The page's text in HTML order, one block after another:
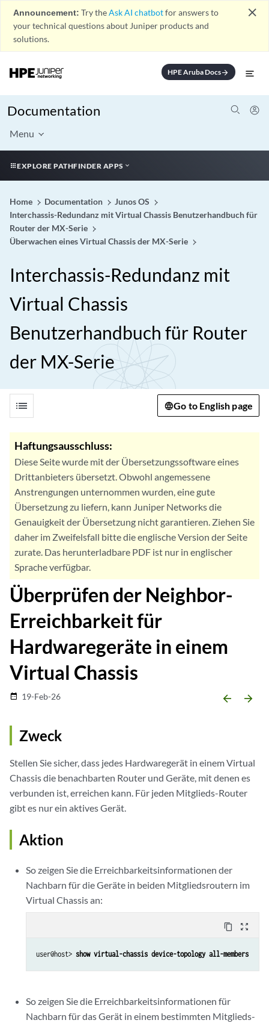
Announcement: Try theAsk AI chatbotfor answers to
your technical questions about Juniper products and
solutions.
close
HPE Aruba Docsarrow_forward
Documentation
Menu
EXPLORE PATHFINDER APPS
Home Documentation
Junos OS
Interchassis-Redundanz mit Virtual Chassis Benutzerhandbuch für
Router der MX-Serie
Überwachen eines Virtual Chassis der MX-Serie
Interchassis-Redundanz mit
Virtual Chassis
Benutzerhandbuch für Router
der MX-Serie
list Go to English page
Haftungsausschluss:
Diese Seite wurde mit der Übersetzungssoftware eines
Drittanbieters übersetzt. Obwohl angemessene
Anstrengungen unternommen wurden, eine gute
Übersetzung zu liefern, kann Juniper Networks die
Genauigkeit der Übersetzung nicht garantieren. Ziehen Sie
daher im Zweifelsfall bitte die englische Version der Seite
zurate. Das herunterladbare PDF ist nur in englischer
Sprache verfügbar.
Überprüfen der Neighbor-
Erreichbarkeit für
Hardwaregeräte in einem
Virtual Chassis
date_range 19-Feb-26 arrow_backward arrow_forward
Zweck
Stellen Sie sicher, dass jedes Hardwaregerät in einem Virtual
Chassis die benachbarten Router und Geräte, mit denen es
verbunden ist, erreichen kann. Für jeden Mitglieds-Router
gibt es nur ein aktives Gerät.
Aktion
So zeigen Sie die Erreichbarkeitsinformationen der
Nachbarn für die Geräte in beiden Mitgliedsroutern im
Virtual Chassis an:
content_copy zoom_out_map
user@host> show virtual-chassis device-topology all-members
So zeigen Sie die Erreichbarkeitsinformationen für
Nachbarn für das Gerät in einem bestimmten Mitglieds-